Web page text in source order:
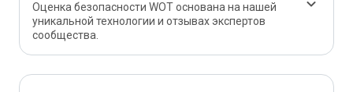
Оценка безопасности WOT основана на нашей
уникальной технологии и отзывах экспертов
сообщества.